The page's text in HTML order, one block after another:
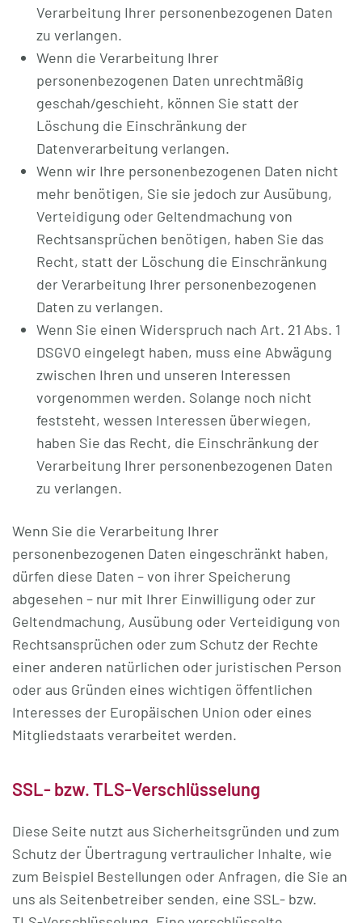
Verarbeitung Ihrer personenbezogenen Daten
zu verlangen.
Wenn die Verarbeitung Ihrer
personenbezogenen Daten unrechtmäßig
geschah/geschieht, können Sie statt der
Löschung die Einschränkung der
Datenverarbeitung verlangen.
Wenn wir Ihre personenbezogenen Daten nicht
mehr benötigen, Sie sie jedoch zur Ausübung,
Verteidigung oder Geltendmachung von
Rechtsansprüchen benötigen, haben Sie das
Recht, statt der Löschung die Einschränkung
der Verarbeitung Ihrer personenbezogenen
Daten zu verlangen.
Wenn Sie einen Widerspruch nach Art. 21 Abs. 1
DSGVO eingelegt haben, muss eine Abwägung
zwischen Ihren und unseren Interessen
vorgenommen werden. Solange noch nicht
feststeht, wessen Interessen überwiegen,
haben Sie das Recht, die Einschränkung der
Verarbeitung Ihrer personenbezogenen Daten
zu verlangen.
Wenn Sie die Verarbeitung Ihrer
personenbezogenen Daten eingeschränkt haben,
dürfen diese Daten – von ihrer Speicherung
abgesehen – nur mit Ihrer Einwilligung oder zur
Geltendmachung, Ausübung oder Verteidigung von
Rechtsansprüchen oder zum Schutz der Rechte
einer anderen natürlichen oder juristischen Person
oder aus Gründen eines wichtigen öffentlichen
Interesses der Europäischen Union oder eines
Mitgliedstaats verarbeitet werden.
SSL- bzw. TLS-Verschlüsselung
Diese Seite nutzt aus Sicherheitsgründen und zum
Schutz der Übertragung vertraulicher Inhalte, wie
zum Beispiel Bestellungen oder Anfragen, die Sie an
uns als Seitenbetreiber senden, eine SSL- bzw.